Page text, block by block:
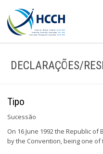
DECLARAÇÕES/
Tipo
Sucessão
On 16 June 1992 the Republic
by the Convention, being one of